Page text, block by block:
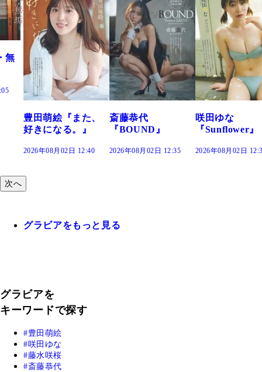
萌絵『また、
になる。』
年08月02日 12:40
斎藤恭代
『BOUND』
2026年08月02日 12:35
咲田ゆな
『Sunflower』
2026年08月02日 12:30
だ
次へ
グラビアをもっと見る
グラビアを
キーワードで探す
豊田萌絵
咲田ゆな
藤水咲桜
斎藤恭代